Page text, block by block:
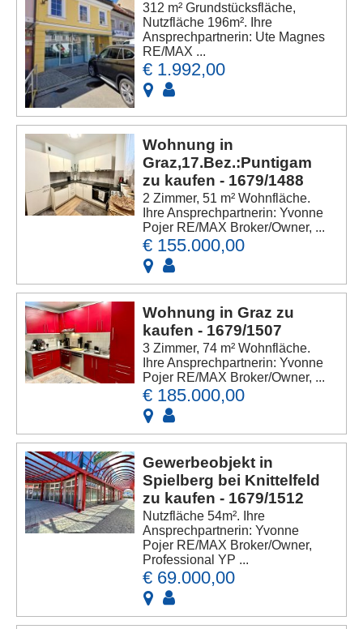
312 m² Grundstücksfläche,
Nutzfläche 196m². Ihre
Ansprechpartnerin: Ute Magnes
RE/MAX ...
€ 1.992,00
Wohnung in
Graz,17.Bez.:Puntigam
zu kaufen - 1679/1488
2 Zimmer, 51 m² Wohnfläche.
Ihre Ansprechpartnerin: Yvonne
Pojer RE/MAX Broker/Owner, ...
€ 155.000,00
Wohnung in Graz zu
kaufen - 1679/1507
3 Zimmer, 74 m² Wohnfläche.
Ihre Ansprechpartnerin: Yvonne
Pojer RE/MAX Broker/Owner, ...
€ 185.000,00
Gewerbeobjekt in
Spielberg bei Knittelfeld
zu kaufen - 1679/1512
Nutzfläche 54m². Ihre
Ansprechpartnerin: Yvonne
Pojer RE/MAX Broker/Owner,
Professional YP ...
€ 69.000,00